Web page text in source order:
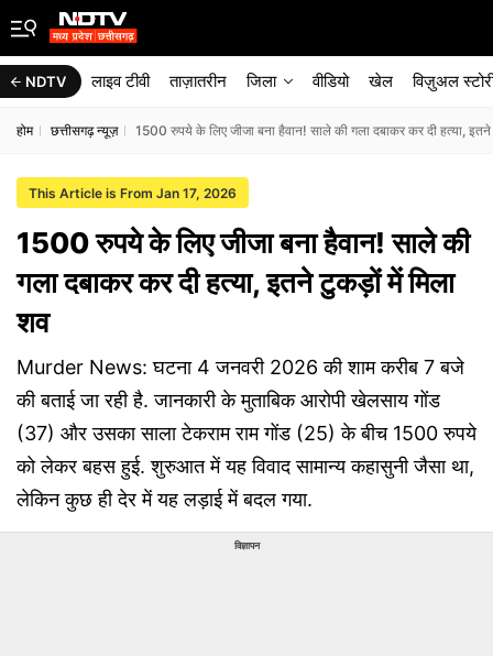
NDTV लाइव टीवी ताज़ातरीन जिला वीडियो खेल विज़ुअल
होम छत्तीसगढ़ न्यूज़ 1500 रुपये के लिए जीजा बना हैवान! साले की गला दबाकर कर दी हत्या,
This Article is From Jan 17, 2026
1500 रुपये के लिए जीजा बना हैवान! साले की
गला दबाकर कर दी हत्या, इतने टुकड़ों में मिला
शव
Murder News: घटना 4 जनवरी 2026 की शाम करीब 7 बजे
की बताई जा रही है. जानकारी के मुताबिक आरोपी खेलसाय गोंड
(37) और उसका साला टेकराम राम गोंड (25) के बीच 1500 रुपये
को लेकर बहस हुई. शुरुआत में यह विवाद सामान्य कहासुनी जैसा था,
लेकिन कुछ ही देर में यह लड़ाई में बदल गया.
विज्ञापन